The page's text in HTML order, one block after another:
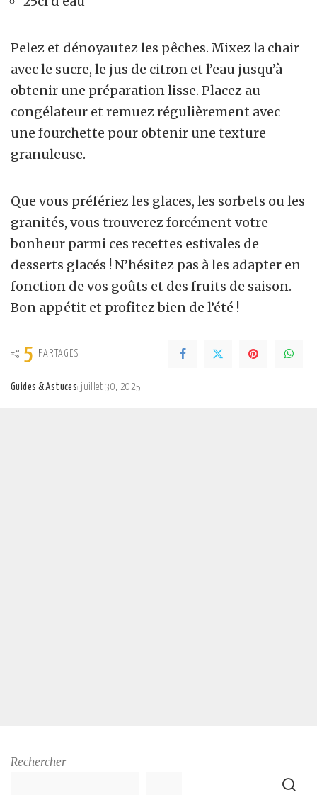
Pelez et dénoyautez les pêches. Mixez la chair
avec le sucre, le jus de citron et l’eau jusqu’à
obtenir une préparation lisse. Placez au
congélateur et remuez régulièrement avec
une fourchette pour obtenir une texture
granuleuse.
Que vous préfériez les glaces, les sorbets ou les
granités, vous trouverez forcément votre
bonheur parmi ces recettes estivales de
desserts glacés ! N’hésitez pas à les adapter en
fonction de vos goûts et des fruits de saison.
Bon appétit et profitez bien de l’été !
5 PARTAGES
Guides & Astuces juillet 30, 2025
Rechercher